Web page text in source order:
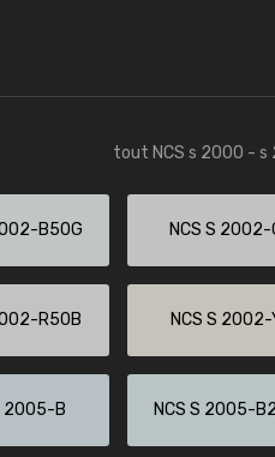
tout NCS s 2000 - s
B50G NCS S 2002-
R50B NCS S 2002-
2005-B NCS S 2005-